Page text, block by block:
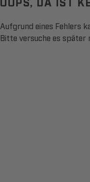
Aufgrund eines Fehlers
Bitte versuche es später